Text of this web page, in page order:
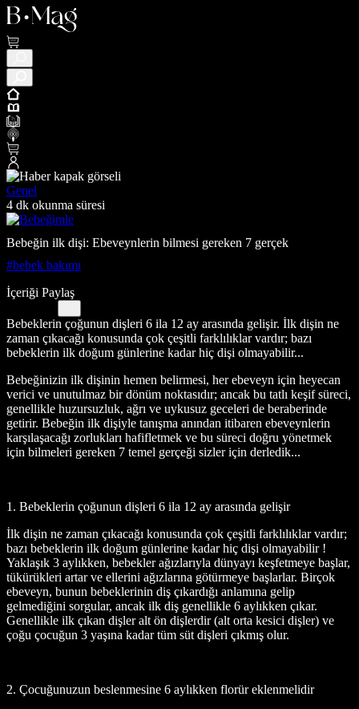
Genel
4 dk okunma süresi
Bebeğin ilk dişi: Ebeveynlerin bilmesi gereken 7 gerçek
#bebek bakımı
İçeriği Paylaş
Bebeklerin çoğunun dişleri 6 ila 12 ay arasında gelişir. İlk dişin ne
zaman çıkacağı konusunda çok çeşitli farklılıklar vardır; bazı
bebeklerin ilk doğum günlerine kadar hiç dişi olmayabilir...
Bebeğinizin ilk dişinin hemen belirmesi, her ebeveyn için heyecan
verici ve unutulmaz bir dönüm noktasıdır; ancak bu tatlı keşif süreci,
genellikle huzursuzluk, ağrı ve uykusuz geceleri de beraberinde
getirir. Bebeğin ilk dişiyle tanışma anından itibaren ebeveynlerin
karşılaşacağı zorlukları hafifletmek ve bu süreci doğru yönetmek
için bilmeleri gereken 7 temel gerçeği sizler için derledik...
1. Bebeklerin çoğunun dişleri 6 ila 12 ay arasında gelişir
İlk dişin ne zaman çıkacağı konusunda çok çeşitli farklılıklar vardır;
bazı bebeklerin ilk doğum günlerine kadar hiç dişi olmayabilir !
Yaklaşık 3 aylıkken, bebekler ağızlarıyla dünyayı keşfetmeye başlar,
tükürükleri artar ve ellerini ağızlarına götürmeye başlarlar. Birçok
ebeveyn, bunun bebeklerinin diş çıkardığı anlamına gelip
gelmediğini sorgular, ancak ilk diş genellikle 6 aylıkken çıkar.
Genellikle ilk çıkan dişler alt ön dişlerdir (alt orta kesici dişler) ve
çoğu çocuğun 3 yaşına kadar tüm süt dişleri çıkmış olur.
2. Çocuğunuzun beslenmesine 6 aylıkken florür eklenmelidir